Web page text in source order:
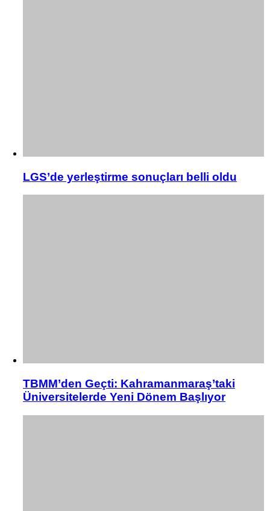
LGS’de yerleştirme sonuçları belli oldu
TBMM’den Geçti: Kahramanmaraş’taki
Üniversitelerde Yeni Dönem Başlıyor